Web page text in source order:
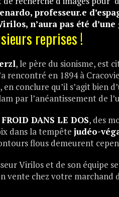
professeur.e
n’aura pas été
reprises !
, le père du sionisme, est
rencontré en 1894 à
conclure qu’il s’agit bien
par l’anéantissement de
DANS LE DOS, des
dans la tempête judéo-
flous demeurent
Virilos et de son équipe
vente chez votre marchand